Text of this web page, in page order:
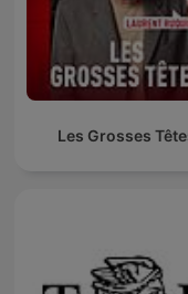
Les Grosses